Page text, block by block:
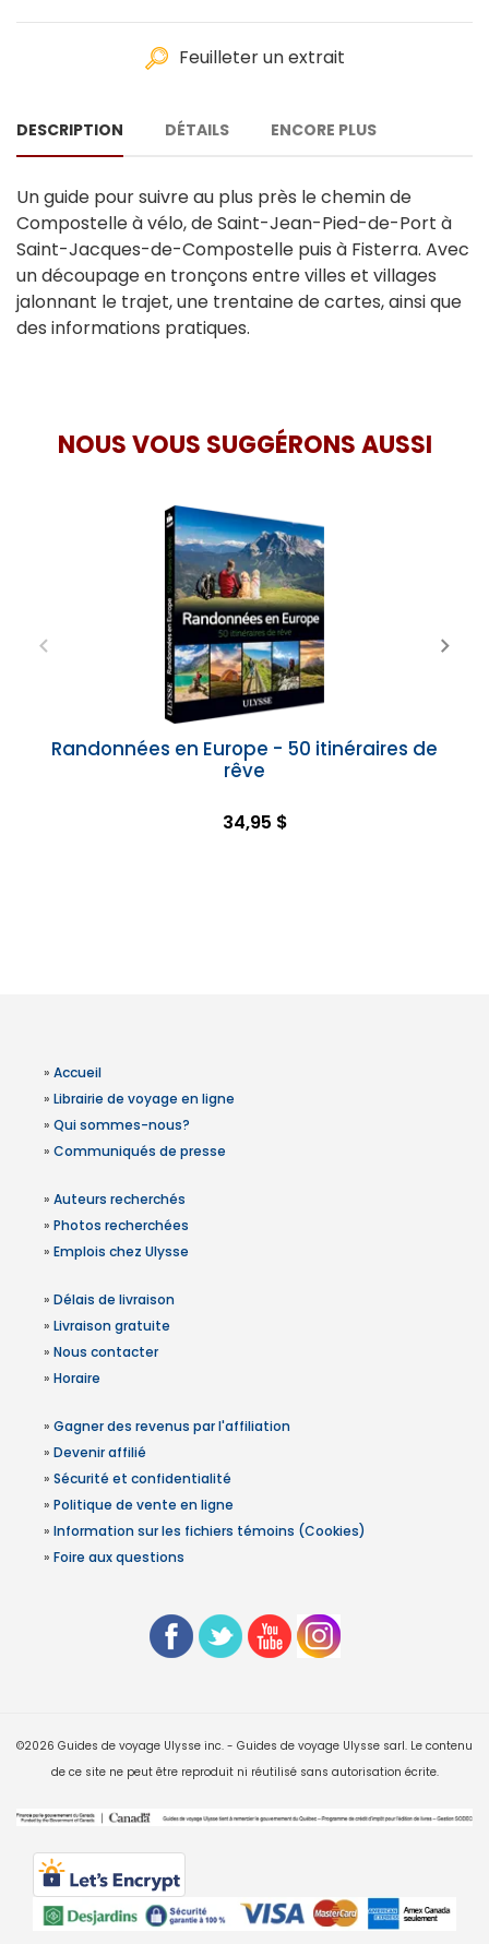
Feuilleter un extrait
DESCRIPTION DÉTAILS ENCORE PLUS
Un guide pour suivre au plus près le chemin de
Compostelle à vélo, de Saint-Jean-Pied-de-Port à
Saint-Jacques-de-Compostelle puis à Fisterra. Avec
un découpage en tronçons entre villes et villages
jalonnant le trajet, une trentaine de cartes, ainsi que
des informations pratiques.
NOUS VOUS SUGGÉRONS AUSSI
Randonnées en Europe - 50 itinéraires de
rêve
34,95 $
» Accueil
» Librairie de voyage en ligne
» Qui sommes-nous?
» Communiqués de presse
» Auteurs recherchés
» Photos recherchées
» Emplois chez Ulysse
» Délais de livraison
» Livraison gratuite
» Nous contacter
» Horaire
» Gagner des revenus par l'affiliation
» Devenir affilié
» Sécurité et confidentialité
» Politique de vente en ligne
» Information sur les fichiers témoins (Cookies)
» Foire aux questions
©2026 Guides de voyage Ulysse inc. - Guides de voyage Ulysse sarl. Le contenu
de ce site ne peut être reproduit ni réutilisé sans autorisation écrite.